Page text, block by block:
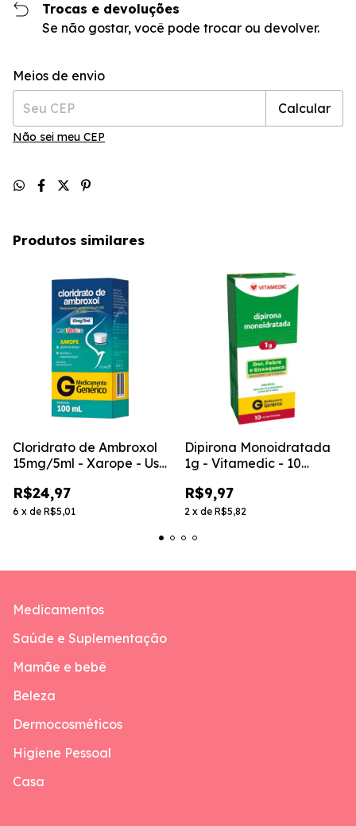
Trocas e devoluções
Se não gostar, você pode trocar ou devolver.
Entregas para o CEP:
Meios de envio
Calcular
Não sei meu CEP
Produtos similares
Cloridrato de Ambroxol
15mg/5ml - Xarope - Uso
R$24,97
6 x de R$5,01
Dipirona Monoidratada
1g - Vitamedic - 10
R$9,97
2 x de R$5,82
Medicamentos
Saúde e Suplementação
Mamãe e bebê
Beleza
Dermocosméticos
Higiene Pessoal
Casa